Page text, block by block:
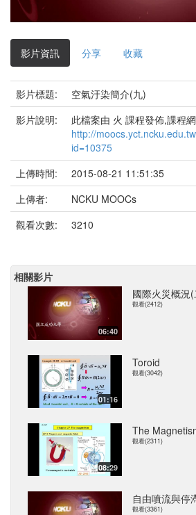
影
影片資訊 分享 收藏
影片標題:
空氣汙染簡介(九)
影片說明:
此檔案由 火 課程發佈,課程
http://
id=10375
上傳時間:
2015-08-21 11:51:35
上傳者:
NCKU MOOCs
觀看次數:
3210
相關影片
06:40
國際火災概況
觀看(2412)
01:16
Toroid
觀看(3042)
08:29
The
觀看(2311)
自由噴流與停
觀看(3361)